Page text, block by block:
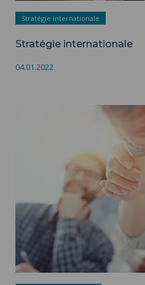
Stratégie internationale
Stratégie internationale
04.01.2022
Personnel en mobilité